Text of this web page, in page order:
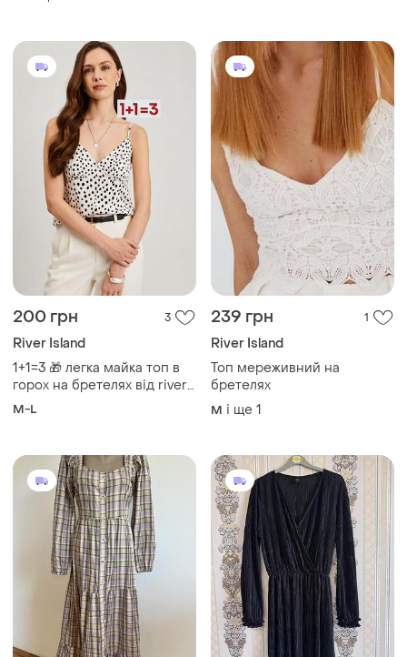
1 міс 56 см з білим
200 грн 3
River Island
1+1=3 🎁 легка майка топ в
горох на бретелях від river
island
M-L
239 грн 1
River Island
Топ мереживний на
бретелях
M і ще 1